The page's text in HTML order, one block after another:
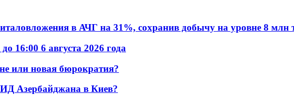
в АЧГ на 31%, сохранив добычу на уровне 8 млн
16:00 6 августа 2026 года
или новая бюрократия?
Азербайджана в Киев?